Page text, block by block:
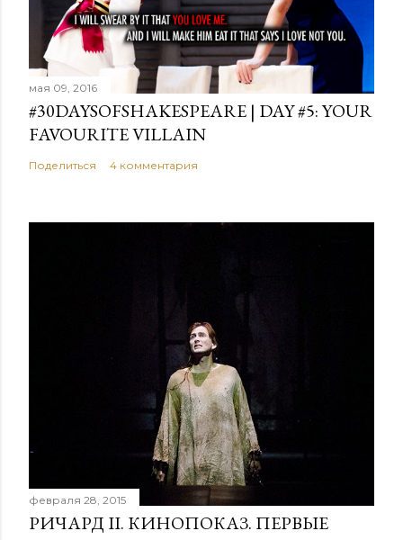
мая 09, 2016
#30DAYSOFSHAKESPEARE | DAY #5: YOUR
FAVOURITE VILLAIN
Поделиться 4 комментария
февраля 28, 2015
РИЧАРД II. КИНОПОКАЗ. ПЕРВЫЕ